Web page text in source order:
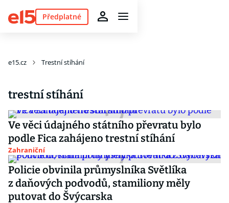
Předplatné
e15.cz Trestní stíhání
trestní stíhání
Ve věci údajného státního převratu bylo
podle Fica zahájeno trestní stíhání
Zahraniční
Policie obvinila průmyslníka Světlíka
z daňových podvodů, stamiliony měly
putovat do Švýcarska